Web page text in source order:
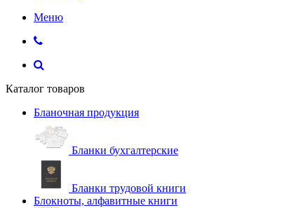
Меню
Каталог товаров
Бланочная продукция
Бланки бухгалтерские
Бланки трудовой книги
Блокноты, алфавитные книги